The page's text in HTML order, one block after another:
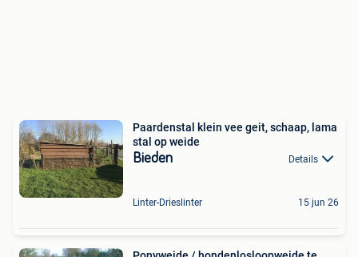
Paardenstal klein vee geit, schaap, lama
stal op weide
Bieden Details
Linter-Drieslinter 15 jun 26